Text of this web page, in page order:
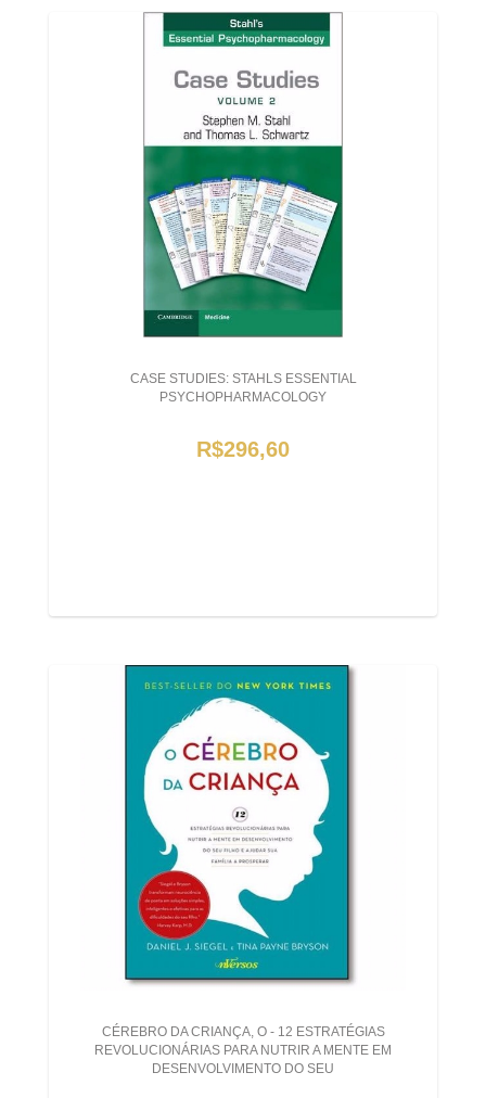
CASE STUDIES: STAHLS ESSENTIAL
PSYCHOPHARMACOLOGY
R$296,60
CÉREBRO DA CRIANÇA, O - 12 ESTRATÉGIAS
REVOLUCIONÁRIAS PARA NUTRIR A MENTE EM
DESENVOLVIMENTO DO SEU